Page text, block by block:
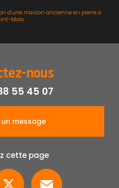
d'une maison ancienne en pierre à
Malo
nous
55 45 07
un message
cette page